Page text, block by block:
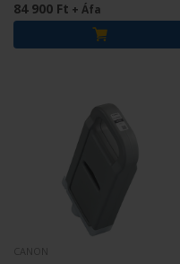
84 900 Ft + Áfa